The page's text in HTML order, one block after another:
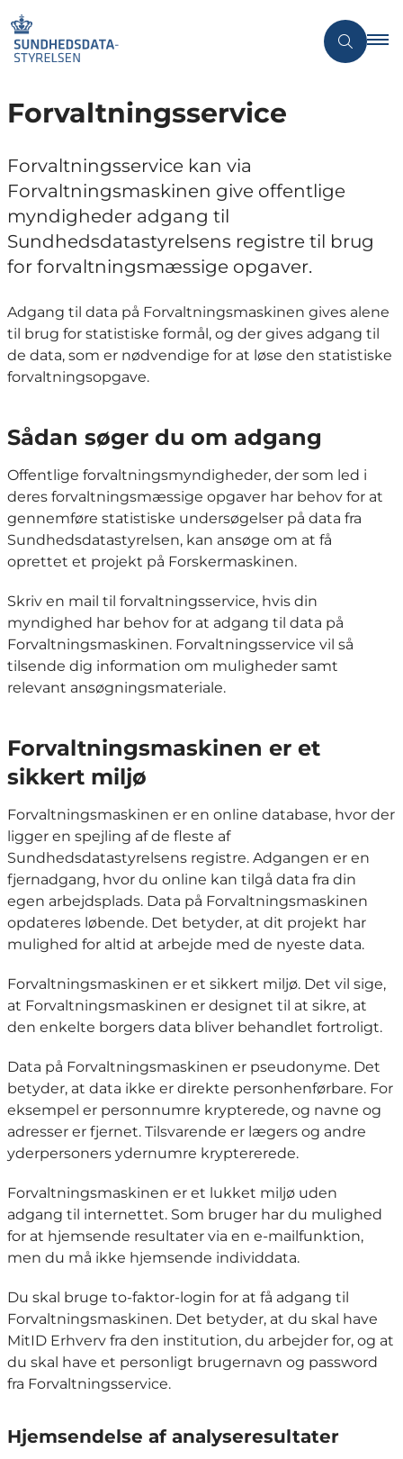
Forvaltningsservice
Forvaltningsservice kan via
Forvaltningsmaskinen give offentlige
myndigheder adgang til
Sundhedsdatastyrelsens registre til brug
for forvaltningsmæssige opgaver.
Adgang til data på Forvaltningsmaskinen gives alene
til brug for statistiske formål, og der gives adgang til
de data, som er nødvendige for at løse den statistiske
forvaltningsopgave.
Sådan søger du om adgang
Offentlige forvaltningsmyndigheder, der som led i
deres forvaltningsmæssige opgaver har behov for at
gennemføre statistiske undersøgelser på data fra
Sundhedsdatastyrelsen, kan ansøge om at få
oprettet et projekt på Forskermaskinen.
Skriv en mail til forvaltningsservice, hvis din
myndighed har behov for at adgang til data på
Forvaltningsmaskinen. Forvaltningsservice vil så
tilsende dig information om muligheder samt
relevant ansøgningsmateriale.
Forvaltningsmaskinen er et
sikkert miljø
Forvaltningsmaskinen er en online database, hvor der
ligger en spejling af de fleste af
Sundhedsdatastyrelsens registre. Adgangen er en
fjernadgang, hvor du online kan tilgå data fra din
egen arbejdsplads. Data på Forvaltningsmaskinen
opdateres løbende. Det betyder, at dit projekt har
mulighed for altid at arbejde med de nyeste data.
Forvaltningsmaskinen er et sikkert miljø. Det vil sige,
at Forvaltningsmaskinen er designet til at sikre, at
den enkelte borgers data bliver behandlet fortroligt.
Data på Forvaltningsmaskinen er pseudonyme. Det
betyder, at data ikke er direkte personhenførbare. For
eksempel er personnumre krypterede, og navne og
adresser er fjernet. Tilsvarende er lægers og andre
yderpersoners ydernumre kryptererede.
Forvaltningsmaskinen er et lukket miljø uden
adgang til internettet. Som bruger har du mulighed
for at hjemsende resultater via en e-mailfunktion,
men du må ikke hjemsende individdata.
Du skal bruge to-faktor-login for at få adgang til
Forvaltningsmaskinen. Det betyder, at du skal have
MitID Erhverv fra den institution, du arbejder for, og at
du skal have et personligt brugernavn og password
fra Forvaltningsservice.
Hjemsendelse af analyseresultater